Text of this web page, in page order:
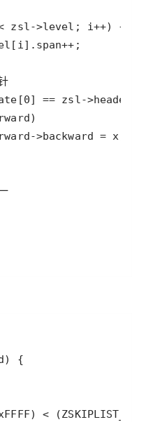
    // 设置新节点的后退指针
    // 跳跃表的节点计数增一